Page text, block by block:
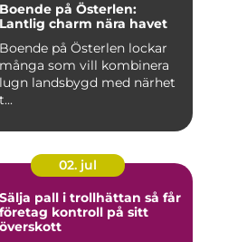
Boende på Österlen:
Lantlig charm nära havet
Boende på Österlen lockar
många som vill kombinera
lugn landsbygd med närhet
t...
02. jul
Sälja pall i trollhättan så får
företag kontroll på sitt
överskott